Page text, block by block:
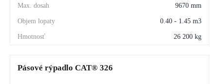
priemyselné projekty
prenájom stavebných strojov
9670 mm
0.40 - 1.45 m3
26 200 kg
Pásové rýpadlo CAT® 326